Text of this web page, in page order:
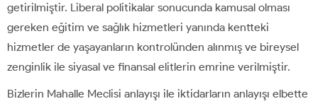
getirilmiştir. Liberal politikalar sonucunda kamusal olması
gereken eğitim ve sağlık hizmetleri yanında kentteki
hizmetler de yaşayanların kontrolünden alınmış ve bireysel
zenginlik ile siyasal ve finansal elitlerin emrine verilmiştir.
Bizlerin Mahalle Meclisi anlayışı ile iktidarların anlayışı elbette